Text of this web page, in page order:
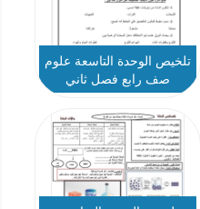
تلخيص الوحدة التاسعة علوم
صف رابع فصل ثاني